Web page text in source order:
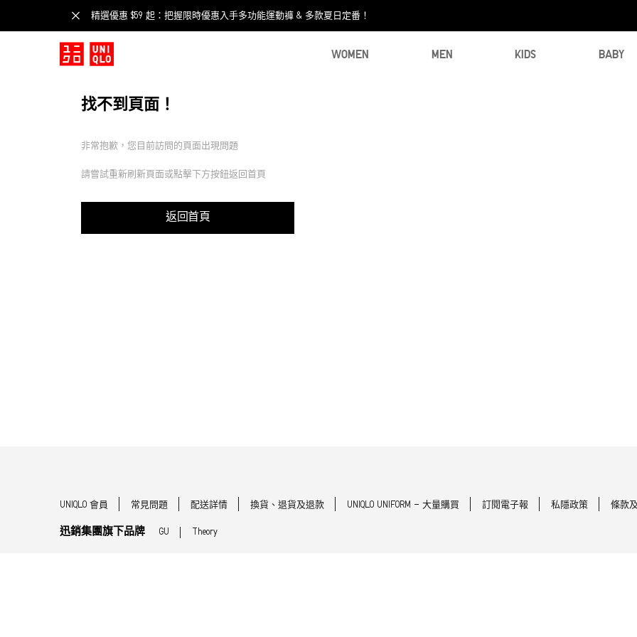
精選優惠 $59 起：把握限時優惠入手多功能運動褲 & 多款夏日定番！​
WOMEN MEN KIDS BABY
找不到頁面！
非常抱歉，您目前訪問的頁面出現問題
請嘗試重新刷新頁面或點擊下方按鈕返回首頁
返回首頁
UNIQLO 會員 常見問題 配送詳情 換貨、退貨及退款 UNIQLO UNIFORM - 大量購買 訂閱電子報 私隱政策 條款
迅銷集團旗下品牌 GU Theory